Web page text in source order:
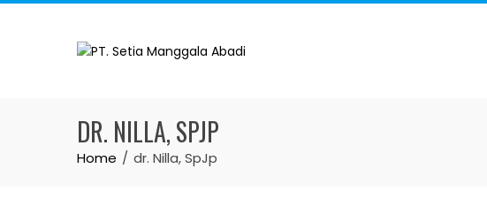
Skip
DR. NILLA, SPJP
Home dr. Nilla, SpJp